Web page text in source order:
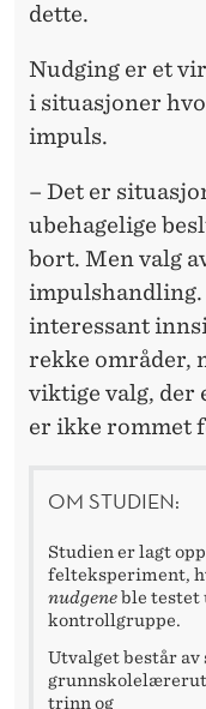
dette.
Nudging er et
i situasjoner
impuls.
– Det er
ubehagelige
bort. Men valg
impulshandling.
interessant
rekke områder,
viktige valg, der
er ikke rommet
OM STUDIEN:
Studien er lagt
felteksperiment,
nudgeneble testet
kontrollgruppe.
Utvalget består av
trinn og